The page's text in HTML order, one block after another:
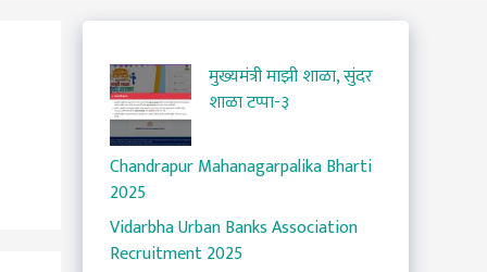
मुख्यमंत्री माझी शाळा, सुंदर
शाळा टप्पा-३
Chandrapur Mahanagarpalika Bharti
2025
Vidarbha Urban Banks Association
Recruitment 2025